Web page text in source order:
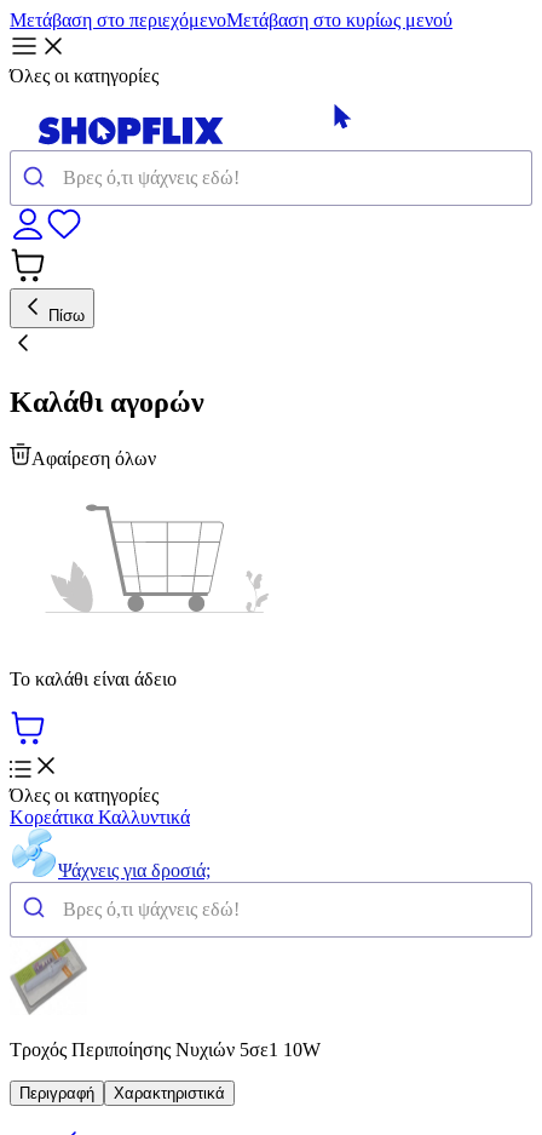
Μετάβαση στο περιεχόμενοΜετάβαση στο κυρίως μενού
Όλες οι κατηγορίες
Πίσω
Καλάθι αγορών
Αφαίρεση όλων
Το καλάθι είναι άδειο
Όλες οι κατηγορίες
Κορεάτικα Καλλυντικά
Ψάχνεις για δροσιά;
Τροχός Περιποίησης Νυχιών 5σε1 10W
Περιγραφή Χαρακτηριστικά